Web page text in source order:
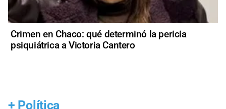
Crimen en Chaco: qué determinó la pericia
psiquiátrica a Victoria Cantero
+ Política